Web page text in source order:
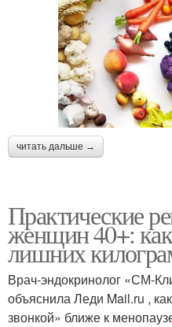
читать дальше →
Практические
женщин 40+: как
лишних
Врач-эндокринолог «СМ-
объяснила Леди Mail.ru ,
звонкой» ближе к